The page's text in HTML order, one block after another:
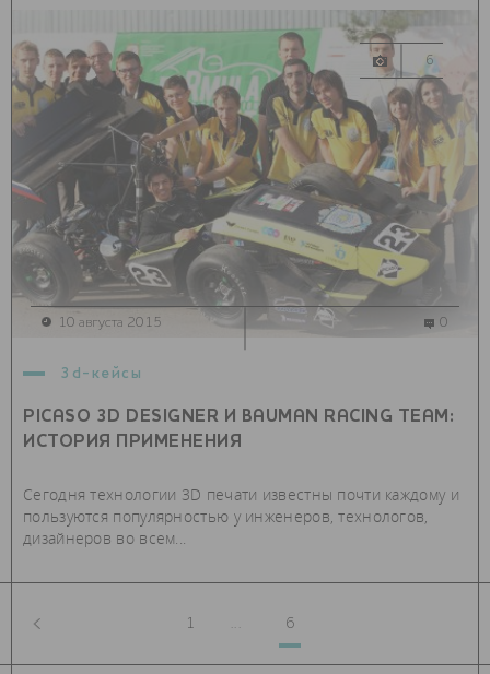
6
3d-кейсы
PICASO 3D DESIGNER И BAUMAN RACING TEAM:
ИСТОРИЯ ПРИМЕНЕНИЯ
Сегодня технологии 3D печати известны почти каждому и
пользуются популярностью у инженеров, технологов,
дизайнеров во всем...
10 августа 2015 0
1 ... 6